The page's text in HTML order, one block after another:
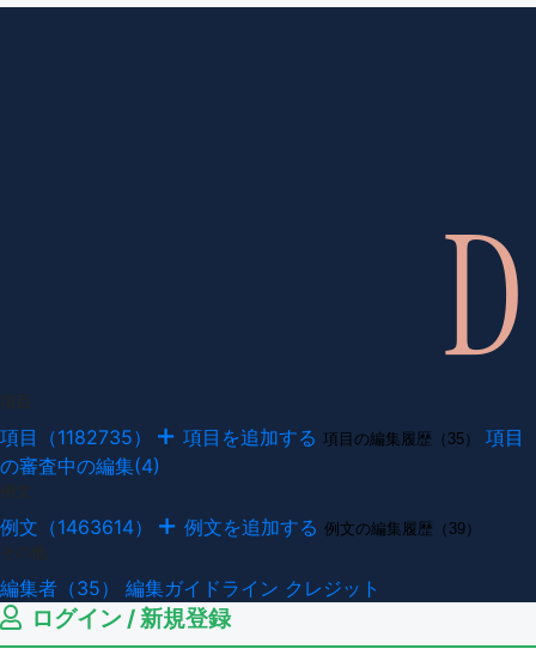
項目（1182735） 項目を追加する 項目の編集履歴（35）
項目
の審査中の編集(4)
例文（1463614） 例文を追加する 例文の編集履歴（39）
編集者（35） 編集ガイドライン クレジット
ログイン / 新規登録